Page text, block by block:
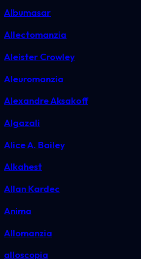
Albumasar
Allectomanzia
Aleister Crowley
Aleuromanzia
Alexandre Aksakoff
Algazali
Alice A. Bailey
Alkahest
Allan Kardec
Anima
Allomanzia
alloscopia